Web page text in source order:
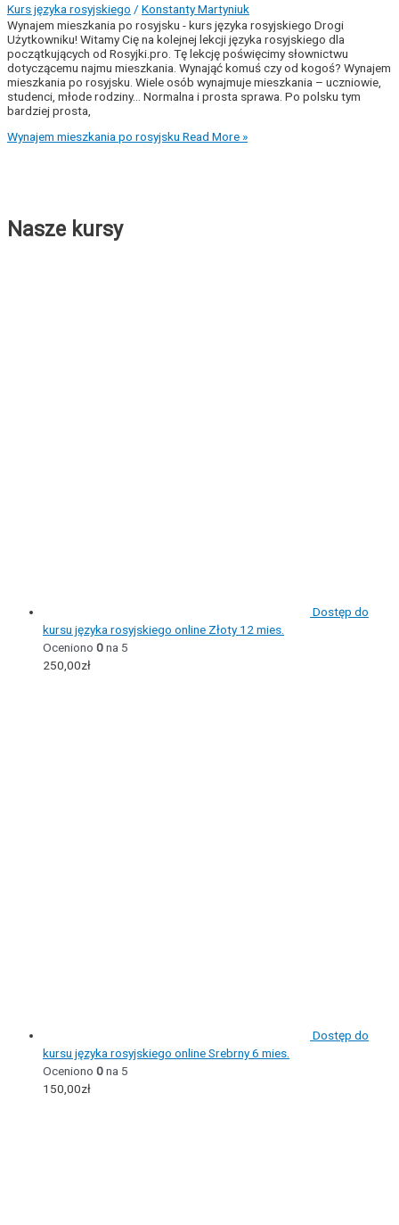
Kurs języka rosyjskiego / Konstanty Martyniuk
Wynajem mieszkania po rosyjsku - kurs języka rosyjskiego Drogi
Użytkowniku! Witamy Cię na kolejnej lekcji języka rosyjskiego dla
początkujących od Rosyjki.pro. Tę lekcję poświęcimy słownictwu
dotyczącemu najmu mieszkania. Wynająć komuś czy od kogoś? Wynajem
mieszkania po rosyjsku. Wiele osób wynajmuje mieszkania – uczniowie,
studenci, młode rodziny… Normalna i prosta sprawa. Po polsku tym
bardziej prosta,
Wynajem mieszkania po rosyjsku Read More »
Nasze kursy
Dostęp do
kursu języka rosyjskiego online Złoty 12 mies.
Oceniono 0na 5
250,00zł
Dostęp do
kursu języka rosyjskiego online Srebrny 6 mies.
Oceniono 0na 5
150,00zł